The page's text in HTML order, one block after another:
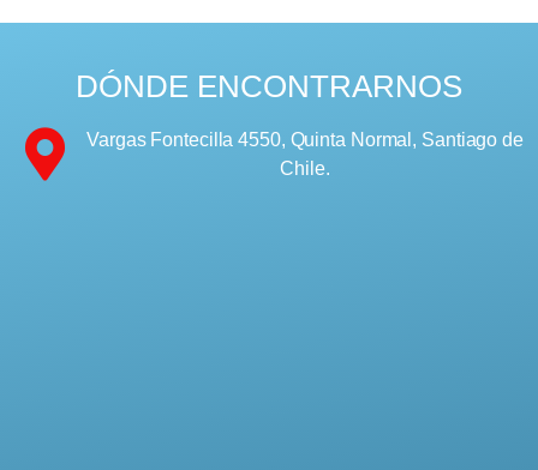
DÓNDE ENCONTRARNOS
Vargas Fontecilla 4550, Quinta Normal, Santiago de
Chile.